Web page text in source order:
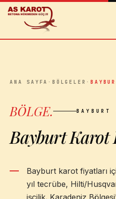
İçeriğe atla
ANA SAYFA ·BÖLGELER ·
BÖLGE. BAYBURT
Bayburt Karot
Bayburt karot fiyatları
yıl tecrübe, Hilti/
işçilik. Karadeniz